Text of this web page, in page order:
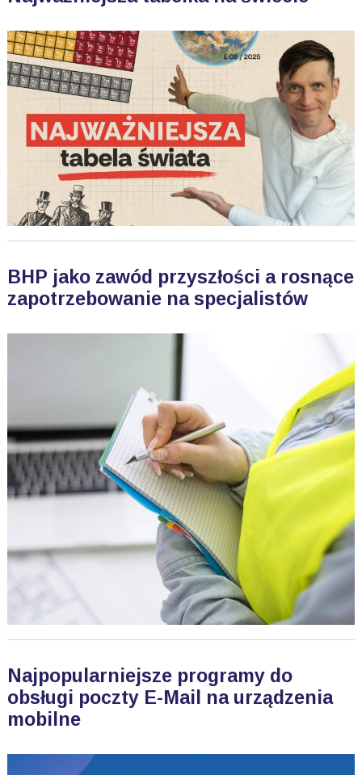
BHP jako zawód przyszłości a rosnące
zapotrzebowanie na specjalistów
Najpopularniejsze programy do
obsługi poczty E-Mail na urządzenia
mobilne